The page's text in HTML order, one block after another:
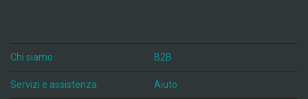
Chi siamo B2B
Servizi e assistenza Aiuto